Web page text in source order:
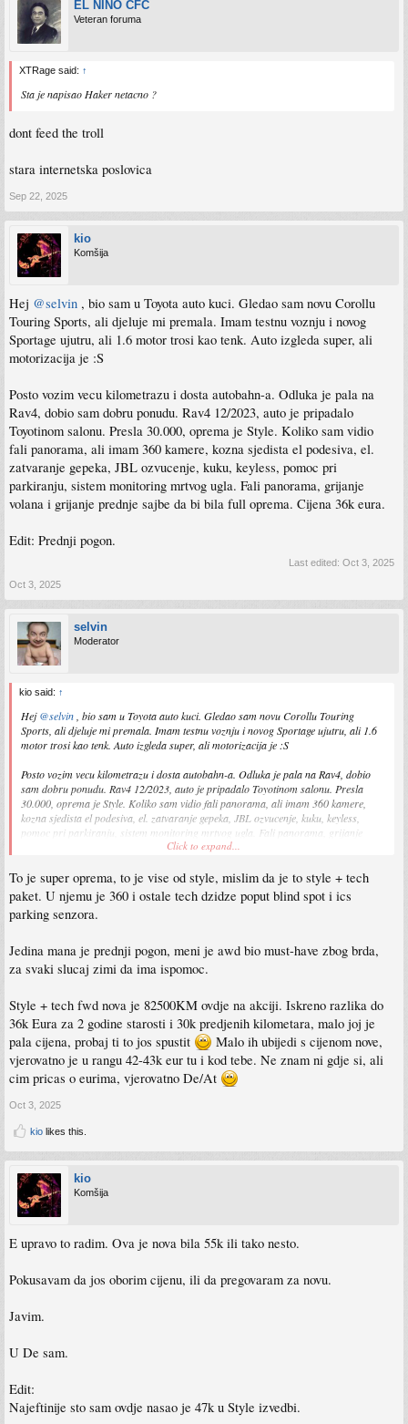
EL NINO CFC
Veteran foruma
XTRage said: ↑
Sta je napisao Haker netacno ?
dont feed the troll
stara internetska poslovica
Sep 22, 2025
kio
Komšija
Hej @selvin , bio sam u Toyota auto kuci. Gledao sam novu Corollu
Touring Sports, ali djeluje mi premala. Imam testnu voznju i novog
Sportage ujutru, ali 1.6 motor trosi kao tenk. Auto izgleda super, ali
motorizacija je :S
Posto vozim vecu kilometrazu i dosta autobahn-a. Odluka je pala na
Rav4, dobio sam dobru ponudu. Rav4 12/2023, auto je pripadalo
Toyotinom salonu. Presla 30.000, oprema je Style. Koliko sam vidio
fali panorama, ali imam 360 kamere, kozna sjedista el podesiva, el.
zatvaranje gepeka, JBL ozvucenje, kuku, keyless, pomoc pri
parkiranju, sistem monitoring mrtvog ugla. Fali panorama, grijanje
volana i grijanje prednje sajbe da bi bila full oprema. Cijena 36k eura.
Edit: Prednji pogon.
Last edited: Oct 3, 2025
Oct 3, 2025
selvin
Moderator
kio said: ↑
Hej@selvin, bio sam u Toyota auto kuci. Gledao sam novu Corollu Touring
Sports, ali djeluje mi premala. Imam testnu voznju i novog Sportage ujutru, ali 1.6
motor trosi kao tenk. Auto izgleda super, ali motorizacija je :S
Posto vozim vecu kilometrazu i dosta autobahn-a. Odluka je pala na Rav4, dobio
sam dobru ponudu. Rav4 12/2023, auto je pripadalo Toyotinom salonu. Presla
30.000, oprema je Style. Koliko sam vidio fali panorama, ali imam 360 kamere,
kozna sjedista el podesiva, el. zatvaranje gepeka, JBL ozvucenje, kuku, keyless,
pomoc pri parkiranju, sistem monitoring mrtvog ugla. Fali panorama, grijanje
volana i grijanje prednje sajbe da bi bila full oprema. Cijena 36k eura.
Edit: Prednji pogon.
Click to expand...
To je super oprema, to je vise od style, mislim da je to style + tech
paket. U njemu je 360 i ostale tech dzidze poput blind spot i ics
parking senzora.
Jedina mana je prednji pogon, meni je awd bio must-have zbog brda,
za svaki slucaj zimi da ima ispomoc.
Style + tech fwd nova je 82500KM ovdje na akciji. Iskreno razlika do
36k Eura za 2 godine starosti i 30k predjenih kilometara, malo joj je
pala cijena, probaj ti to jos spustit
Malo ih ubijedi s cijenom nove,
vjerovatno je u rangu 42-43k eur tu i kod tebe. Ne znam ni gdje si, ali
cim pricas o eurima, vjerovatno De/At
Oct 3, 2025
kio likes this.
kio
Komšija
E upravo to radim. Ova je nova bila 55k ili tako nesto.
Pokusavam da jos oborim cijenu, ili da pregovaram za novu.
Javim.
U De sam.
Edit:
Najeftinije sto sam ovdje nasao je 47k u Style izvedbi.